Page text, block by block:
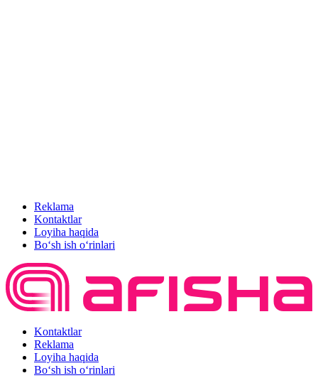
Reklama
Kontaktlar
Loyiha haqida
Bo‘sh ish o‘rinlari
Kontaktlar
Reklama
Loyiha haqida
Bo‘sh ish o‘rinlari